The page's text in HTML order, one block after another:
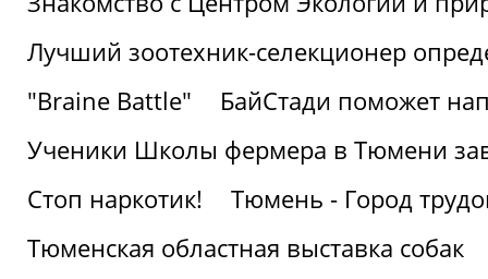
Лучший зоотехник-селекционер
"Braine Battle"
БайСтади поможет
Ученики Школы фермера в Тюмени
Стоп наркотик!
Тюмень - Город
Тюменская областная выставка собак